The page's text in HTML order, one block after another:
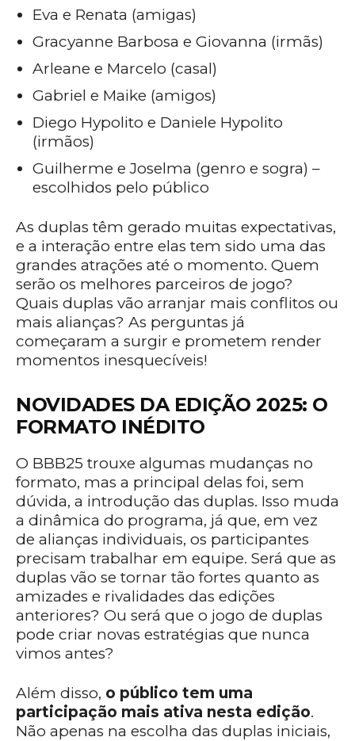
Eva e Renata (amigas)
Gracyanne Barbosa e Giovanna (irmãs)
Arleane e Marcelo (casal)
Gabriel e Maike (amigos)
Diego Hypolito e Daniele Hypolito
(irmãos)
Guilherme e Joselma (genro e sogra) –
escolhidos pelo público
As duplas têm gerado muitas expectativas,
e a interação entre elas tem sido uma das
grandes atrações até o momento. Quem
serão os melhores parceiros de jogo?
Quais duplas vão arranjar mais conflitos ou
mais alianças? As perguntas já
começaram a surgir e prometem render
momentos inesquecíveis!
NOVIDADES DA EDIÇÃO 2025: O
FORMATO INÉDITO
O BBB25 trouxe algumas mudanças no
formato, mas a principal delas foi, sem
dúvida, a introdução das duplas. Isso muda
a dinâmica do programa, já que, em vez
de alianças individuais, os participantes
precisam trabalhar em equipe. Será que as
duplas vão se tornar tão fortes quanto as
amizades e rivalidades das edições
anteriores? Ou será que o jogo de duplas
pode criar novas estratégias que nunca
vimos antes?
Além disso, o público tem uma
participação mais ativa nesta edição.
Não apenas na escolha das duplas iniciais,